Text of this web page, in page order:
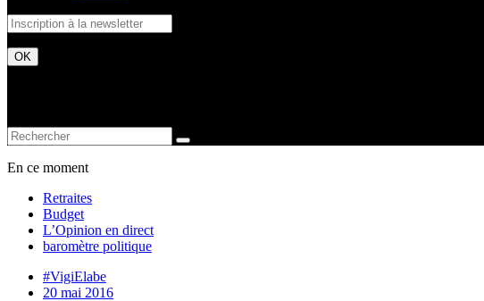
En ce moment
Retraites
Budget
L’Opinion en direct
baromètre politique
#VigiElabe
20 mai 2016